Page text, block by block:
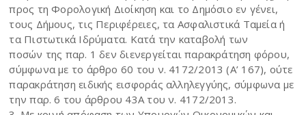
προς τη Φορολογική Διοίκηση και το Δημόσιο εν γένει,
τους Δήμους, τις Περιφέρειες, τα Ασφαλιστικά Ταμεία ή
τα Πιστωτικά Ιδρύματα. Κατά την καταβολή των
ποσών της παρ. 1 δεν διενεργείται παρακράτηση φόρου,
σύμφωνα με το άρθρο 60 του ν. 4172/2013 (Α’ 167), ούτε
παρακράτηση ειδικής εισφοράς αλληλεγγύης, σύμφωνα με
την παρ. 6 του άρθρου 43Α του ν. 4172/2013.